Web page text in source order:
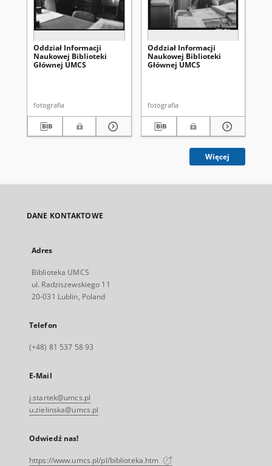
Oddział Informacji
Naukowej Biblioteki
Głównej UMCS
fotografia
Oddział Informacji
Naukowej Biblioteki
Głównej UMCS
fotografia
Więcej
DANE KONTAKTOWE
Adres
Biblioteka UMCS
ul. Radziszewskiego 11
20-031 Lublin, Poland
Telefon
(+48) 81 537 58 93
E-Mail
j.startek@umcs.pl
u.zielinska@umcs.pl
Odwiedź nas!
https://www.umcs.pl/pl/biblioteka.htm